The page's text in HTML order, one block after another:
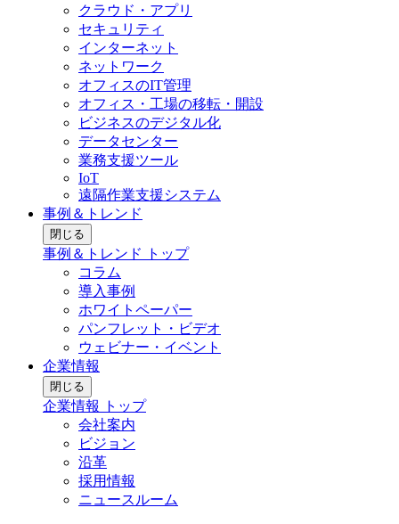
クラウド・アプリ
セキュリティ
インターネット
ネットワーク
オフィスのIT管理
オフィス・工場の移転・開設
ビジネスのデジタル化
データセンター
業務支援ツール
IoT
遠隔作業支援システム
事例＆トレンド
閉じる
事例＆トレンド トップ
コラム
導入事例
ホワイトペーパー
パンフレット・ビデオ
ウェビナー・イベント
企業情報
閉じる
企業情報 トップ
会社案内
ビジョン
沿革
採用情報
ニュースルーム